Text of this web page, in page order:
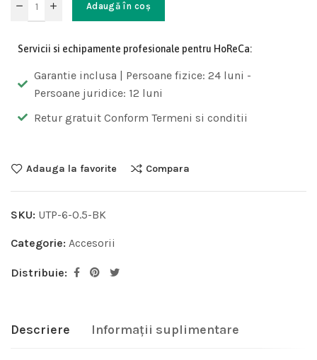
Adaugă în coș
Servicii si echipamente profesionale pentru HoReCa:
Garantie inclusa | Persoane fizice: 24 luni -
Persoane juridice: 12 luni
Retur gratuit Conform Termeni si conditii
Adauga la favorite Compara
SKU: UTP-6-0.5-BK
Categorie: Accesorii
Distribuie:
Descriere Informații suplimentare